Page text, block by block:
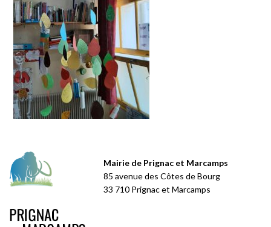
Mairie de Prignac et Marcamps
85 avenue des Côtes de Bourg
33 710 Prignac et Marcamps